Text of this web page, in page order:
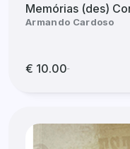
Memórias (des)
Armando Cardoso
€ 10.00